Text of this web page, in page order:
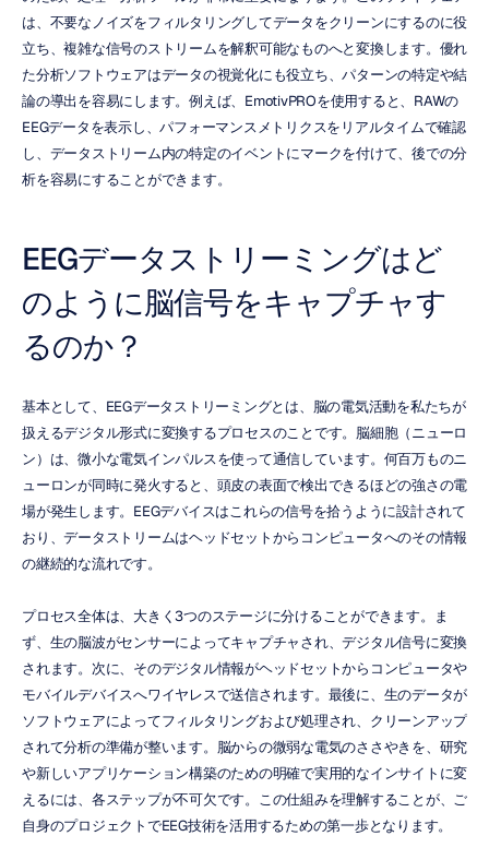
は、不要なノイズをフィルタリングしてデータをクリーンにするのに役
立ち、複雑な信号のストリームを解釈可能なものへと変換します。優れ
た分析ソフトウェアはデータの視覚化にも役立ち、パターンの特定や結
論の導出を容易にします。例えば、EmotivPROを使用すると、RAWの
EEGデータを表示し、パフォーマンスメトリクスをリアルタイムで確認
し、データストリーム内の特定のイベントにマークを付けて、後での分
析を容易にすることができます。
EEGデータストリーミングはど
のように脳信号をキャプチャす
るのか？
基本として、EEGデータストリーミングとは、脳の電気活動を私たちが
扱えるデジタル形式に変換するプロセスのことです。脳細胞（ニューロ
ン）は、微小な電気インパルスを使って通信しています。何百万ものニ
ューロンが同時に発火すると、頭皮の表面で検出できるほどの強さの電
場が発生します。EEGデバイスはこれらの信号を拾うように設計されて
おり、データストリームはヘッドセットからコンピュータへのその情報
の継続的な流れです。
プロセス全体は、大きく3つのステージに分けることができます。ま
ず、生の脳波がセンサーによってキャプチャされ、デジタル信号に変換
されます。次に、そのデジタル情報がヘッドセットからコンピュータや
モバイルデバイスへワイヤレスで送信されます。最後に、生のデータが
ソフトウェアによってフィルタリングおよび処理され、クリーンアップ
されて分析の準備が整います。脳からの微弱な電気のささやきを、研究
や新しいアプリケーション構築のための明確で実用的なインサイトに変
えるには、各ステップが不可欠です。この仕組みを理解することが、ご
自身のプロジェクトでEEG技術を活用するための第一歩となります。